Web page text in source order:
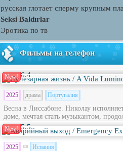
русская глотает сперму крупным
Seksi Baldırlar
Эротика по тв
Фильмы на телефон
New! 6.4
2025 драма Португалия
Весна в Лиссабоне. Николау
доме, мечтая стать музыкантом,
New! 5.5
2025 Испания